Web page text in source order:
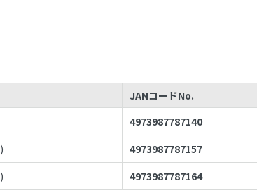
JANコードNo.
4973987787140
)
4973987787157
) 4973987787164